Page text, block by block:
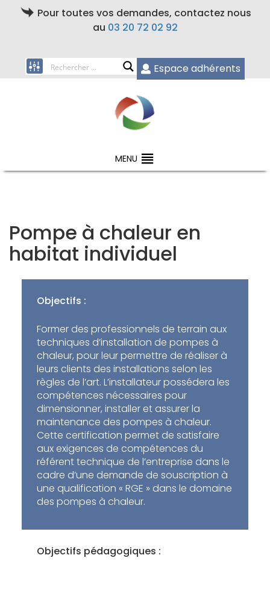
Pour toutes vos demandes, contactez nous
au 03 20 72 02 92
Espace adhérents
MENU
Pompe à chaleur en
habitat individuel
Objectifs :
Former des professionnels de terrain aux
techniques d’installation de pompes à
chaleur, pour leur permettre de réaliser à
leurs clients des installations selon les
règles de l’art. L’installateur possédera les
compétences nécessaires pour
dimensionner, installer et assurer la
maintenance des pompes à chaleur.
Cette certification permet de satisfaire
aux exigences de compétences du
référent technique de l’entreprise dans le
cadre d’une demande de souscription à
une qualification « RGE » dans le domaine
des pompes à chaleur.
Objectifs pédagogiques :